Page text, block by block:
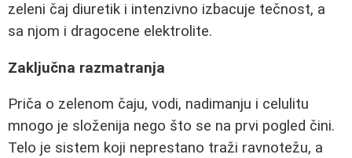
zeleni čaj diuretik i intenzivno izbacuje tečnost, a
sa njom i dragocene elektrolite.
Zaključna razmatranja
Priča o zelenom čaju, vodi, nadimanju i celulitu
mnogo je složenija nego što se na prvi pogled čini.
Telo je sistem koji neprestano traži ravnotežu, a